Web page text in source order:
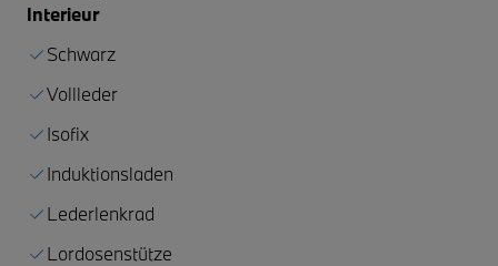
Interieur
Schwarz
Vollleder
Isofix
Induktionsladen
Lederlenkrad
Lordosenstütze